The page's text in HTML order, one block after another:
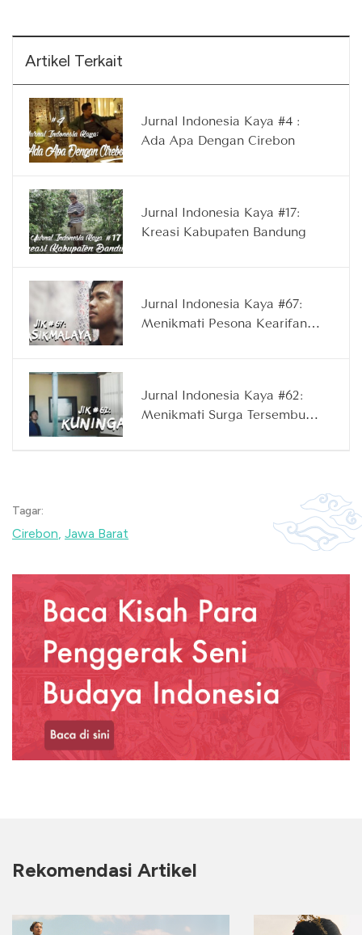
Artikel Terkait
Jurnal Indonesia Kaya #4 :
Ada Apa Dengan Cirebon
Jurnal Indonesia Kaya #17:
Kreasi Kabupaten Bandung
Jurnal Indonesia Kaya #67:
Menikmati Pesona Kearifan
Jurnal Indonesia Kaya #62:
Menikmati Surga Tersembunyi
Tagar:
Cirebon, Jawa Barat
Rekomendasi Artikel